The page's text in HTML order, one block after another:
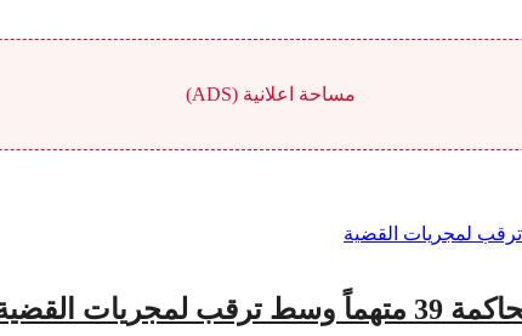
مساحة اعلانية (ADS)
القضية